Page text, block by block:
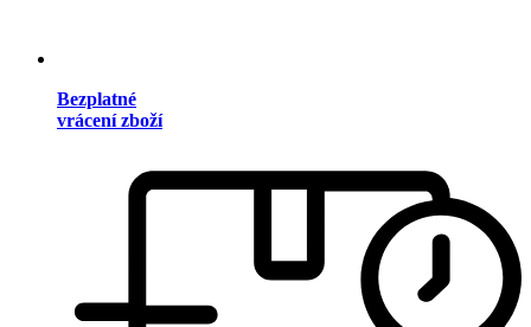
Bezplatné
vrácení zboží